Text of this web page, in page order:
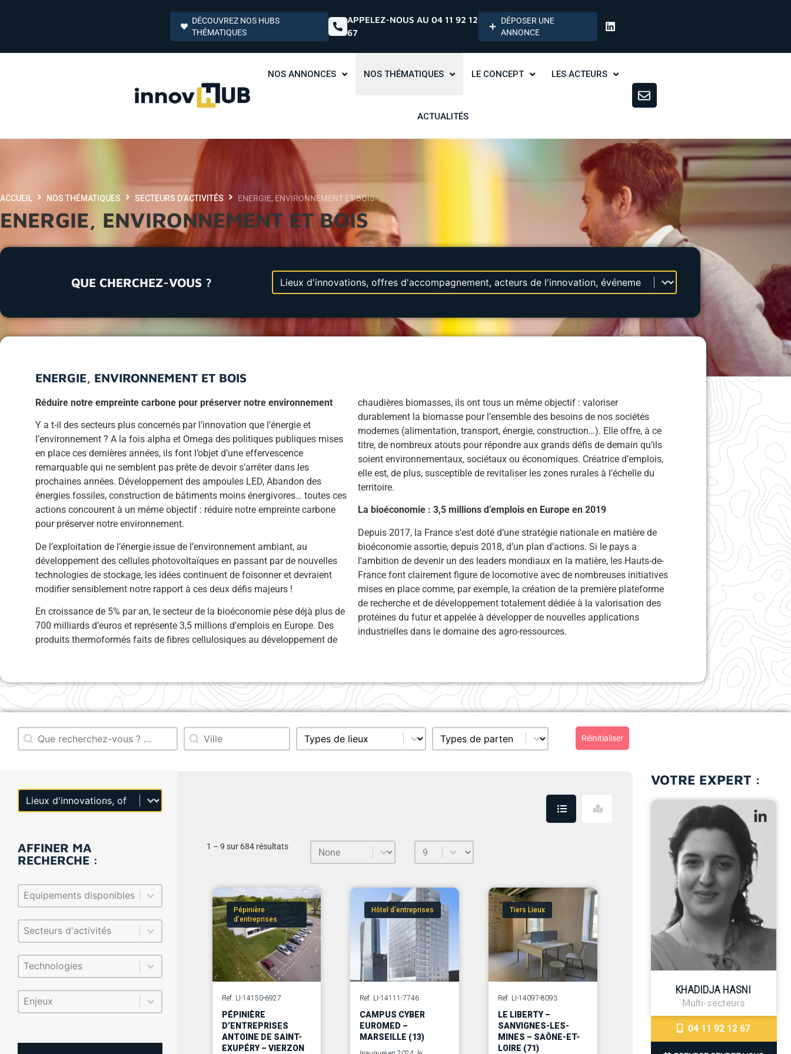
DÉCOUVREZ NOS HUBS
THÉMATIQUES
APPELEZ-NOUS AU 04 11 92 12
67
DÉPOSER UNE
ANNONCE
NOS ANNONCES NOS THÉMATIQUES LE CONCEPT LES ACTEURS
ACTUALITÉS
ENERGIE, ENVIRONNEMENT ET BOIS
ACCUEIL NOS THÉMATIQUES SECTEURS D’ACTIVITÉS ENERGIE, ENVIRONNEMENT ET BOIS
QUE CHERCHEZ-VOUS ? Selection entitée (select)
Sélectionnez le contenu
ENERGIE, ENVIRONNEMENT ET BOIS
Réduire notre empreinte carbone pour préserver notre environnement
Y a t-il des secteurs plus concernés par l’innovation que l’énergie et
l’environnement ? A la fois alpha et Omega des politiques publiques mises
en place ces dernières années, ils font l’objet d’une effervescence
remarquable qui ne semblent pas prête de devoir s’arrêter dans les
prochaines années. Développement des ampoules LED, Abandon des
énergies fossiles, construction de bâtiments moins énergivores… toutes ces
actions concourent à un même objectif : réduire notre empreinte carbone
pour préserver notre environnement.
De l’exploitation de l’énergie issue de l’environnement ambiant, au
développement des cellules photovoltaïques en passant par de nouvelles
technologies de stockage, les idées continuent de foisonner et devraient
modifier sensiblement notre rapport à ces deux défis majeurs !
En croissance de 5% par an, le secteur de la bioéconomie pèse déjà plus de
700 milliards d’euros et représente 3,5 millions d’emplois en Europe. Des
produits thermoformés faits de fibres cellulosiques au développement de
chaudières biomasses, ils ont tous un même objectif : valoriser
durablement la biomasse pour l’ensemble des besoins de nos sociétés
modernes (alimentation, transport, énergie, construction…). Elle offre, à ce
titre, de nombreux atouts pour répondre aux grands défis de demain qu’ils
soient environnementaux, sociétaux ou économiques. Créatrice d’emplois,
elle est, de plus, susceptible de revitaliser les zones rurales à l’échelle du
territoire.
La bioéconomie : 3,5 millions d’emplois en Europe en 2019
Depuis 2017, la France s’est doté d’une stratégie nationale en matière de
bioéconomie assortie, depuis 2018, d’un plan d’actions. Si le pays a
l’ambition de devenir un des leaders mondiaux en la matière, les Hauts-de-
France font clairement figure de locomotive avec de nombreuses initiatives
mises en place comme, par exemple, la création de la première plateforme
de recherche et de développement totalement dédiée à la valorisation des
protéines du futur et appelée à développer de nouvelles applications
industrielles dans le domaine des agro-ressources.
Recherche dans le titre
Rechercher Recherche par ville
Rechercher Sélection type de lieu (select)
Sélectionnez le contenu Sélection type de partenaire (select)
Sélectionnez le contenu
Réinitialiser
Selection entitée (select)
Sélectionnez le contenu
AFFINER MA
RECHERCHE :
Sélection équipements (multi-select)
Sélectionnez le contenu
Sélection secteurs d'activités (multi-select)
Sélectionnez le contenu
Sélection technologies (multi-select)
Sélectionnez le contenu
Sélection enjeux (multi-select)
Sélectionnez le contenu
1 – 9 sur 684 résultats Sort
Trier le contenu Sélectionnez un nombre par page
Pépinière
d’entreprises
Ref. LI-14150-6927
PÉPINIÈRE
D’ENTREPRISES
ANTOINE DE SAINT-
EXUPÉRY – VIERZON
Hôtel d’entreprises
Ref. LI-14111-7746
CAMPUS CYBER
EUROMED –
MARSEILLE (13)
Tiers Lieux
Ref. LI-14097-8093
LE LIBERTY –
SANVIGNES-LES-
MINES – SAÔNE-ET-
LOIRE (71)
VOTRE EXPERT :
KHADIDJA HASNI
Multi-secteurs
04 11 92 12 67